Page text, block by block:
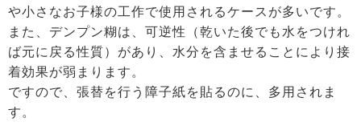
や小さなお子様の工作で使用されるケースが多いです。
また、デンプン糊は、可逆性（乾いた後でも水をつけれ
ば元に戻る性質）があり、水分を含ませることにより接
着効果が弱まります。
ですので、張替を行う障子紙を貼るのに、多用されま
す。